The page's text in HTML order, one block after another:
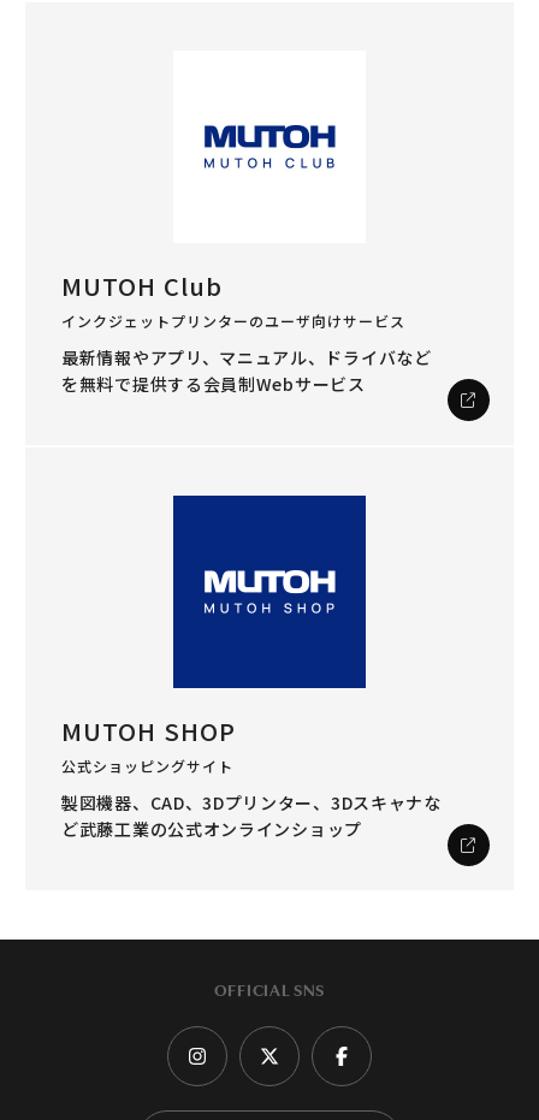
MUTOH Club
インクジェットプリンターのユーザ向けサービス
最新情報やアプリ、マニュアル、ドライバなど
を無料で提供する会員制Webサービス
MUTOH SHOP
公式ショッピングサイト
製図機器、CAD、3Dプリンター、3Dスキャナな
ど武藤工業の公式オンラインショップ
OFFICIAL SNS